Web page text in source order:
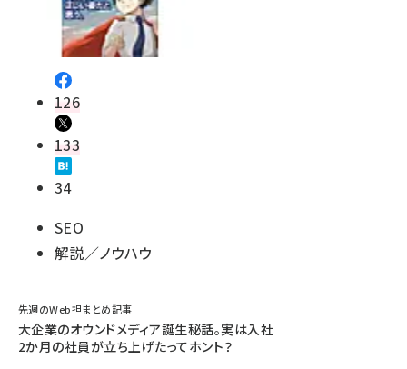
126
133
34
SEO
解説／ノウハウ
先週のWeb担まとめ記事
大企業のオウンドメディア誕生秘話。実は入社
2か月の社員が立ち上げたってホント？